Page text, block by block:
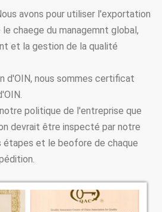
avons pour utiliser l'exportation
chaege du managemnt global,
et la gestion de la qualité
d'OIN, nous sommes certificat
politique de l'entreprise que
devrait être inspecté par notre
étapes et le beofore de chaque